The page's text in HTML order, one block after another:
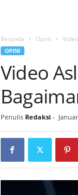
Beranda Opini
OPINI
Video
Penulis Redaksi-